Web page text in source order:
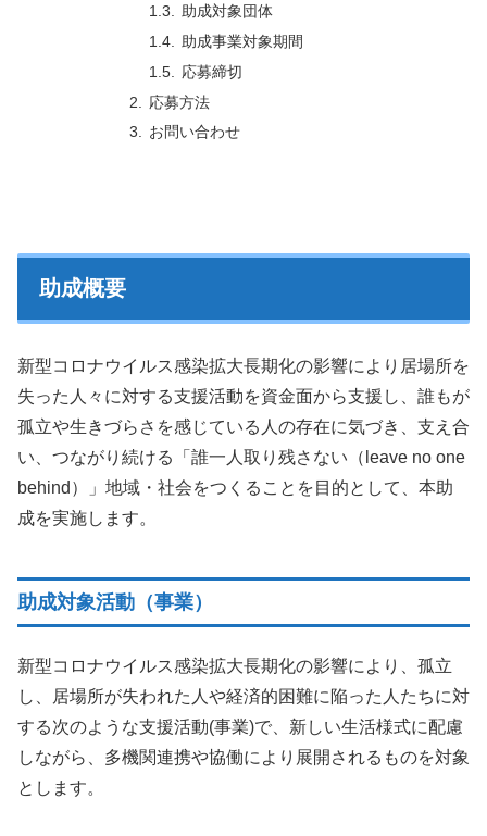
助成対象団体
助成事業対象期間
応募締切
応募方法
お問い合わせ
助成概要
新型コロナウイルス感染拡大長期化の影響により居場所を
失った人々に対する支援活動を資金面から支援し、誰もが
孤立や生きづらさを感じている人の存在に気づき、支え合
い、つながり続ける「誰一人取り残さない（leave no one
behind）」地域・社会をつくることを目的として、本助
成を実施します。
助成対象活動（事業）
新型コロナウイルス感染拡大長期化の影響により、孤立
し、居場所が失われた人や経済的困難に陥った人たちに対
する次のような支援活動(事業)で、新しい生活様式に配慮
しながら、多機関連携や協働により展開されるものを対象
とします。